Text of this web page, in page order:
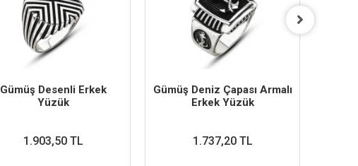
Gümüş Desenli Erkek
Yüzük
1.903,50 TL
Gümüş Deniz Çapası Armalı
Erkek Yüzük
1.737,20 TL